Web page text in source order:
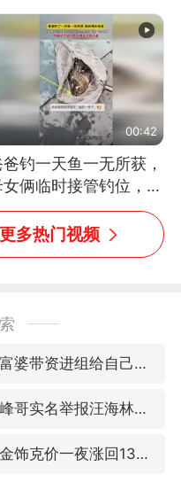
00:42
钓一天鱼一无所获，
俩临时接管钓位，用
具鱼竿钓上大鱼
多热门视频
富婆带资进组给自己硬加60多场吻戏
峰哥实名举报汪海林偷税漏税
金饰克价一夜涨回1300元